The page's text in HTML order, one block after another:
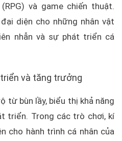
và game chiến thuật.
diện cho những nhân vật
nhẫn và sự phát triển cá
và tăng trưởng
từ bùn lầy, biểu thị khả năng
triển. Trong các trò chơi, kí
cho hành trình cá nhân của